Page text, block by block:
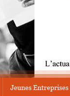
Jeunes Entreprises